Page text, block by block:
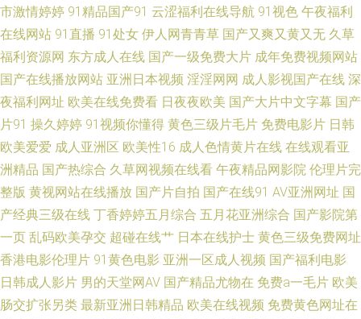
小仙女思妍 色日韩在线 91青青青青在线观看 欧美女同在线 久草成人精品视
频 黑丝美女老师搞基 91国产品美女视频 91爱啪 日韩精品色色 麻豆Av 国产
乱精品一区 欧美淫乱一二三区 日韩中文字 91传媒蜜桃传媒 香蕉视频导航 91
熊猫在线 五月婷婷激情深爱 黑丝美女巨乳 亚洲成人天堂网无 肏屄吃瓜视频
久视频 AV高清福利 日黄页网韩 激情网在线 91导航国产 国产92视频 91AV大
香蕉在线视频 91色在线 99精品一级 91人人蜜桃网 四虎成人欧美日韩 久久
市激情婷婷 91精品国产91 云涩福利在线导航 91视色 午夜福利
在线网站 91直播 91处女 伊人网青青草 国产又爽又黄又无 久草
福利资源网 东方成人在线 国产一级免费大片 成年免费视频网站
国产在线播放网站 亚洲日本视频 淫淫网网 成人影视国产在线 深
夜福利网址 欧美在线免费看 日夜夜欧美 国产大片中文字幕 国产
片91 操久婷婷 91视频你懂得 黄色三级片毛片 免费电影片 日韩
欧美爱爱 成人亚洲区 欧美性16 成人色情黄片在线 在线观看亚
洲精品 国产热综合 久草网视频在线看 午夜精品网影院 伦理片完
整版 黄视网站在线播放 国产片自拍 国产在线91 AV亚洲网址 国
产经典三级在线 丁香婷婷五月综合 五月花亚洲综合 国产影院第
一页 乱码欧美孕交 超碰在线艹 日本在线护士 黄色三级免费网址
香港电影伦理片 91黄色电影 亚洲一区成人视频 国产福利电影
日韩成人影片 男的天堂网AV 国产精品尤物在 免费a一毛片 欧美
肠交扩张另类 最新亚洲日韩精品 欧美在线视频 免费黄色网址在